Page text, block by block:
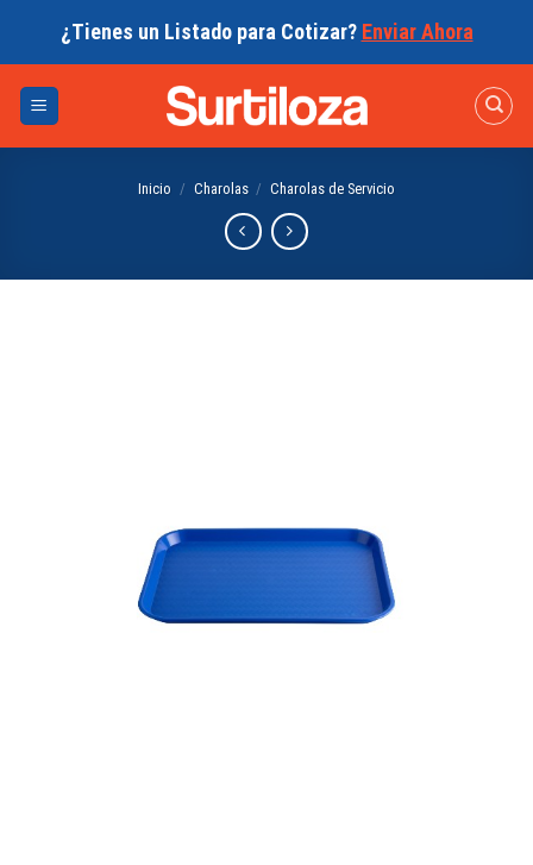
¿Tienes un Listado para Cotizar? Enviar Ahora
Inicio / Charolas / Charolas de Servicio